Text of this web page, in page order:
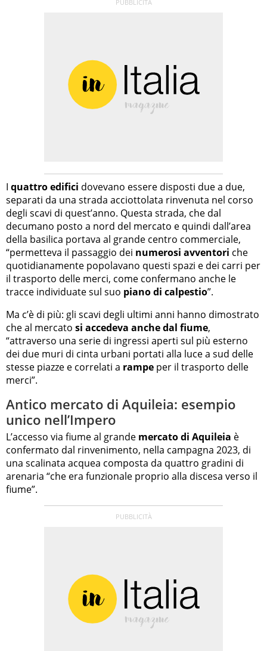
I quattro edifici dovevano essere disposti due a due,
separati da una strada acciottolata rinvenuta nel corso
degli scavi di quest’anno. Questa strada, che dal
decumano posto a nord del mercato e quindi dall’area
della basilica portava al grande centro commerciale,
“permetteva il passaggio dei numerosi avventori che
quotidianamente popolavano questi spazi e dei carri per
il trasporto delle merci, come confermano anche le
tracce individuate sul suo piano di calpestio”.
Ma c’è di più: gli scavi degli ultimi anni hanno dimostrato
che al mercato si accedeva anche dal fiume,
“attraverso una serie di ingressi aperti sul più esterno
dei due muri di cinta urbani portati alla luce a sud delle
stesse piazze e correlati a rampe per il trasporto delle
merci”.
Antico mercato di Aquileia: esempio
unico nell’Impero
L’accesso via fiume al grande mercato di Aquileia è
confermato dal rinvenimento, nella campagna 2023, di
una scalinata acquea composta da quattro gradini di
arenaria “che era funzionale proprio alla discesa verso il
fiume”.